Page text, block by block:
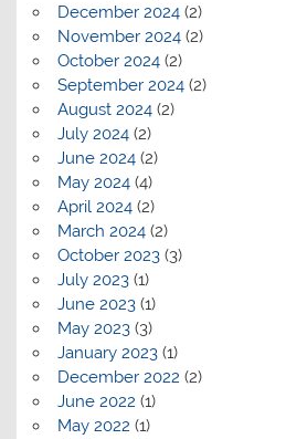
December 2024(2)
November 2024(2)
October 2024(2)
September 2024(2)
August 2024(2)
July 2024(2)
June 2024(2)
May 2024(4)
April 2024(2)
March 2024(2)
October 2023(3)
July 2023(1)
June 2023(1)
May 2023(3)
January 2023(1)
December 2022 (2)
June 2022 (1)
May 2022 (1)